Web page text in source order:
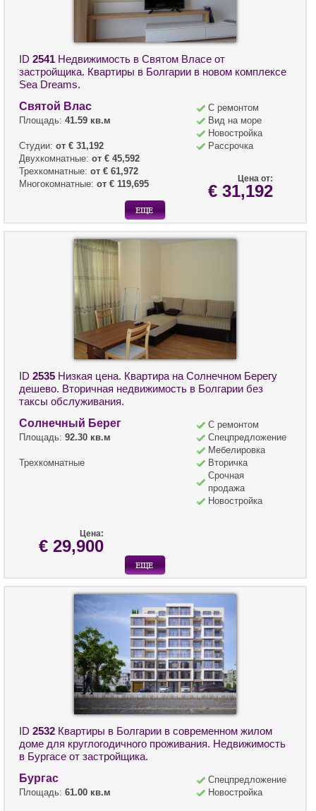
ID 2541 Недвижимость в Святом Власе от
застройщика. Квартиры в Болгарии в новом комплексе
Sea Dreams.
Святой Влас
Площадь: 41.59 кв.м
Студии: от € 31,192
Двухкомнатные: от € 45,592
Трехкомнатные: от € 61,972
Многокомнатные: от € 119,695
С ремонтом
Вид на море
Новостройка
Рассрочка
Цена от:
€ 31,192
ID 2535 Низкая цена. Квартира на Солнечном Берегу
дешево. Вторичная недвижимость в Болгарии без
таксы обслуживания.
Солнечный Берег
Площадь: 92.30 кв.м
Трехкомнатные
С ремонтом
Спецпредложение
Мебелировка
Вторичка
Срочная
продажа
Новостройка
Цена:
€ 29,900
ID 2532 Квартиры в Болгарии в современном жилом
доме для круглогодичного проживания. Недвижимость
в Бургасе от застройщика.
Бургас
Площадь: 61.00 кв.м
Спецпредложение
Новостройка